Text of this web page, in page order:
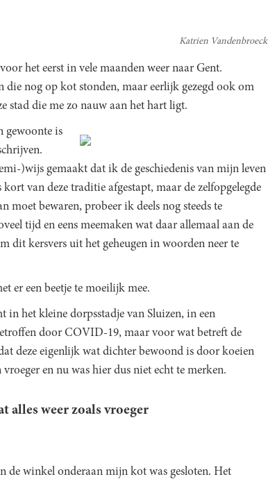
Katrien Vandenbroeck
het eerst in vele maanden weer naar Gent.
die nog op kot stonden, maar eerlijk gezegd ook om
stad die me zo nauw aan het hart ligt.
gewoonte is
)wijs gemaakt dat ik de geschiedenis van mijn leven
van deze traditie afgestapt, maar de zelfopgelegde
bewaren, probeer ik deels nog steeds te
tijd en eens meemaken wat daar allemaal aan de
dit kersvers uit het geheugen in woorden neer te
er een beetje te moeilijk mee.
het kleine dorpsstadje van Sluizen, in een
door COVID-19, maar voor wat betreft de
deze eigenlijk wat dichter bewoond is door koeien
en nu was hier dus niet echt te merken.
alles weer zoals vroeger
de winkel onderaan mijn kot was gesloten. Het